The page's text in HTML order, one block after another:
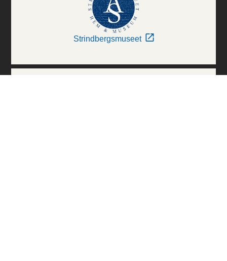
Strindbergsmuseet